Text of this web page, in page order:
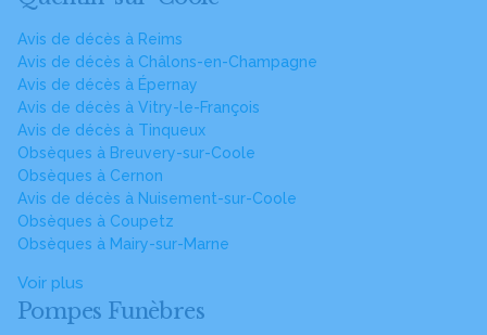
Avis de décès à Reims
Avis de décès à Châlons-en-Champagne
Avis de décès à Épernay
Avis de décès à Vitry-le-François
Avis de décès à Tinqueux
Obsèques à Breuvery-sur-Coole
Obsèques à Cernon
Avis de décès à Nuisement-sur-Coole
Obsèques à Coupetz
Obsèques à Mairy-sur-Marne
Voir plus
Pompes Funèbres